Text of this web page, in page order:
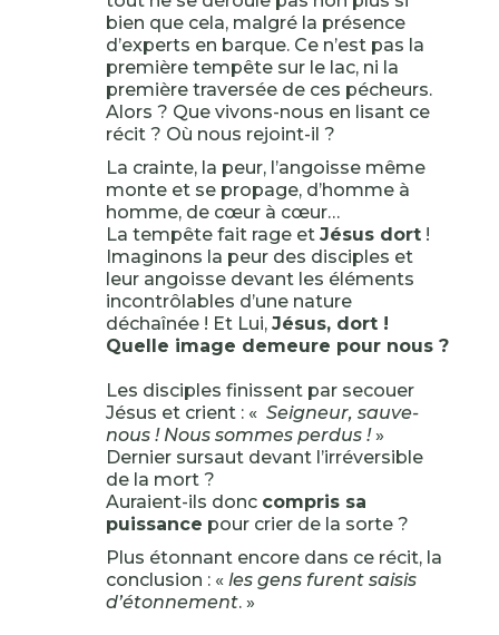
bien que cela, malgré la présence
d’experts en barque. Ce n’est pas la
première tempête sur le lac, ni la
première traversée de ces pécheurs.
Alors ? Que vivons-nous en lisant ce
récit ? Où nous rejoint-il ?
La crainte, la peur, l’angoisse même
monte et se propage, d’homme à
homme, de cœur à cœur…
La tempête fait rage et Jésus dort!
Imaginons la peur des disciples et
leur angoisse devant les éléments
incontrôlables d’une nature
déchaînée ! Et Lui, Jésus, dort !
Quelle image demeure pour nous ?
Les disciples finissent par secouer
Jésus et crient : « Seigneur, sauve-
nous ! Nous sommes perdus !»
Dernier sursaut devant l’irréversible
de la mort ?
Auraient-ils donc compris sa
puissance pour crier de la sorte ?
Plus étonnant encore dans ce récit, la
conclusion : « les gens furent saisis
d’étonnement. »